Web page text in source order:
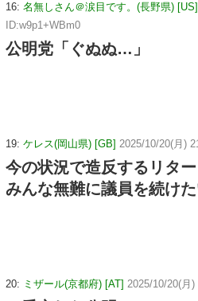
16: 名無しさん＠涙目です。(長野県) [US]
ID:w9p1+WBm0
公明党「ぐぬぬ…」
19: ケレス(岡山県) [GB] 2025/10/20(月)
今の状況で造反するリタ
みんな無難に議員を続け
20: ミザール(京都府) [AT] 2025/10/20(月